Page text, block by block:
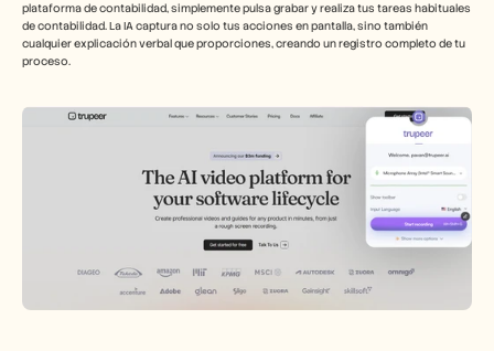
plataforma de contabilidad, simplemente pulsa grabar y realiza tus tareas habituales
de contabilidad. La IA captura no solo tus acciones en pantalla, sino también
cualquier explicación verbal que proporciones, creando un registro completo de tu
proceso.